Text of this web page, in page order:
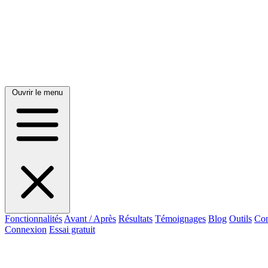
Ouvrir le menu
Fonctionnalités Avant / Après Résultats Témoignages Blog Outils
Connexion Essai gratuit